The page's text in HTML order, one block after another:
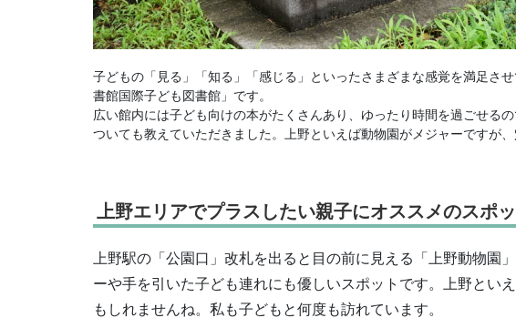
子どもの「見る」「知る」「感じる」といったさまざまな感覚を満足さ
書館国際子ども図書館」です。
広い館内には子ども向けの本がたくさんあり、ゆったり時間を過ごせる
ついても教えていただきました。上野といえば動物園がメジャーですが
上野エリアでプラスしたい親子にオススメのスポ
上野駅の「公園口」改札を出ると目の前に見える「上野動物園
ーや手を引いた子ども連れにも優しいスポットです。上野とい
もしれませんね。私も子どもと何度も訪れています。